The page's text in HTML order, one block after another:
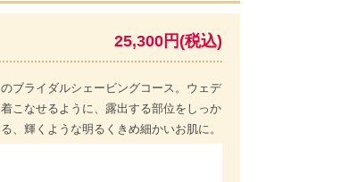
25,300円(税込)
ブライダルシェービングコース。ウェデ
こなせるように、露出する部位をしっか
、輝くような明るくきめ細かいお肌に。